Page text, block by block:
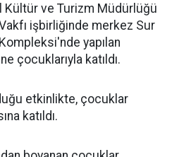
Kültür ve Turizm Müdürlüğü
işbirliğinde merkez Sur
yapılan
çocuklarıyla katıldı.
etkinlikte, çocuklar
katıldı.